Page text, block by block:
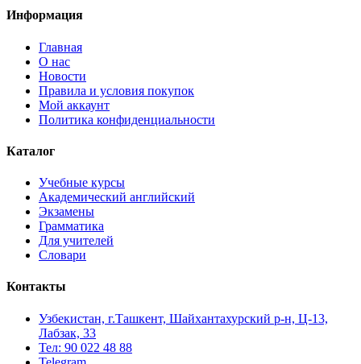
Информация
Главная
О нас
Новости
Правила и условия покупок
Мой аккаунт
Политика конфиденциальности
Каталог
Учебные курсы
Академический английский
Экзамены
Грамматика
Для учителей
Словари
Контакты
Узбекистан, г.Ташкент, Шайхантахурский р-н, Ц-13,
Лабзак, 33
Тел: 90 022 48 88